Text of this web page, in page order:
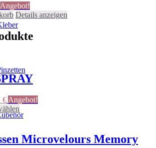
6,75 €.
Angebot!
Details anzeigen
€Aktueller
Preis
ist:
Angebot!
Produkt
mehrere
Varianten
Microvelours Memory